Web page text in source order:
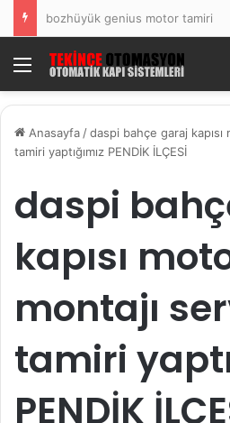
bozhüyük genius motor tamiri
Menü
Anasayfa /daspi bahçe garaj kapısı
tamiri yaptığımız PENDİK İLÇESİ
daspi
kapısı
montajı
tamiri
PENDİK